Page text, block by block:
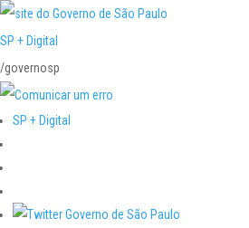
SP + Digital
/governosp
SP + Digital